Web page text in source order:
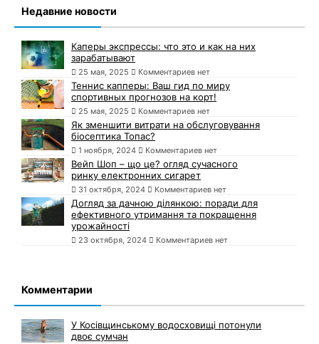
Недавние новости
Каперы экспрессы: что это и как на них
зарабатывают
25 мая, 2025 Комментариев нет
Теннис капперы: Ваш гид по миру
спортивных прогнозов на корт!
25 мая, 2025 Комментариев нет
Як зменшити витрати на обслуговування
біосептика Топас?
1 ноября, 2024 Комментариев нет
Вейп Шоп – що це? огляд сучасного
ринку електронних сигарет
31 октября, 2024 Комментариев нет
Догляд за дачною ділянкою: поради для
ефективного утримання та покращення
урожайності
23 октября, 2024 Комментариев нет
Комментарии
У Косівщинському водосховищі потонули
двоє сумчан